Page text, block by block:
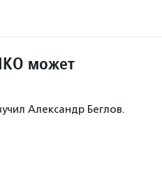
может
Александр Беглов.